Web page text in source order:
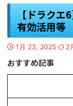
【ドラク
有効活用等
1月 23, 2025 2
おすすめ記事